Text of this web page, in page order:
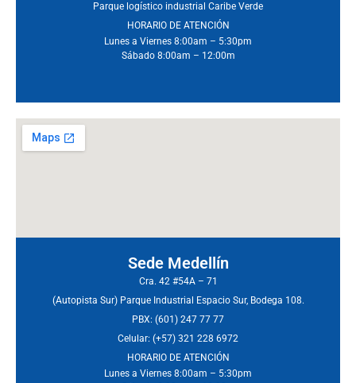
Parque logístico industrial Caribe Verde
HORARIO DE ATENCIÓN
Lunes a Viernes 8:00am – 5:30pm
Sábado 8:00am – 12:00m
Sede Medellín
Cra. 42 #54A – 71
(Autopista Sur) Parque Industrial Espacio Sur, Bodega 108.
PBX: (601) 247 77 77
Celular: (+57) 321 228 6972
HORARIO DE ATENCIÓN
Lunes a Viernes 8:00am – 5:30pm